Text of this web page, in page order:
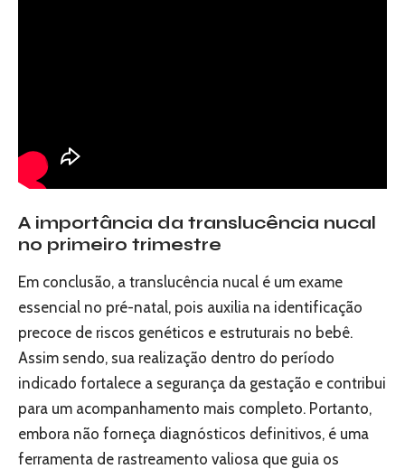
A importância da translucência nucal
no primeiro trimestre
Em conclusão, a translucência nucal é um exame
essencial no pré-natal, pois auxilia na identificação
precoce de riscos genéticos e estruturais no bebê.
Assim sendo, sua realização dentro do período
indicado fortalece a segurança da gestação e contribui
para um acompanhamento mais completo. Portanto,
embora não forneça diagnósticos definitivos, é uma
ferramenta de rastreamento valiosa que guia os